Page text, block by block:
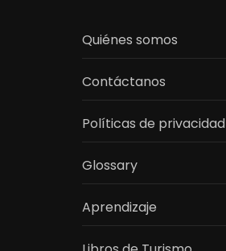
Quiénes somos
Contáctanos
Políticas de privacidad
Glossary
Aprendizaje